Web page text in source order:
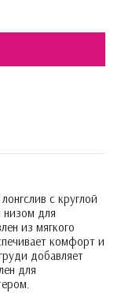
с круглой
для
из мягкого
комфорт и
добавляет
для